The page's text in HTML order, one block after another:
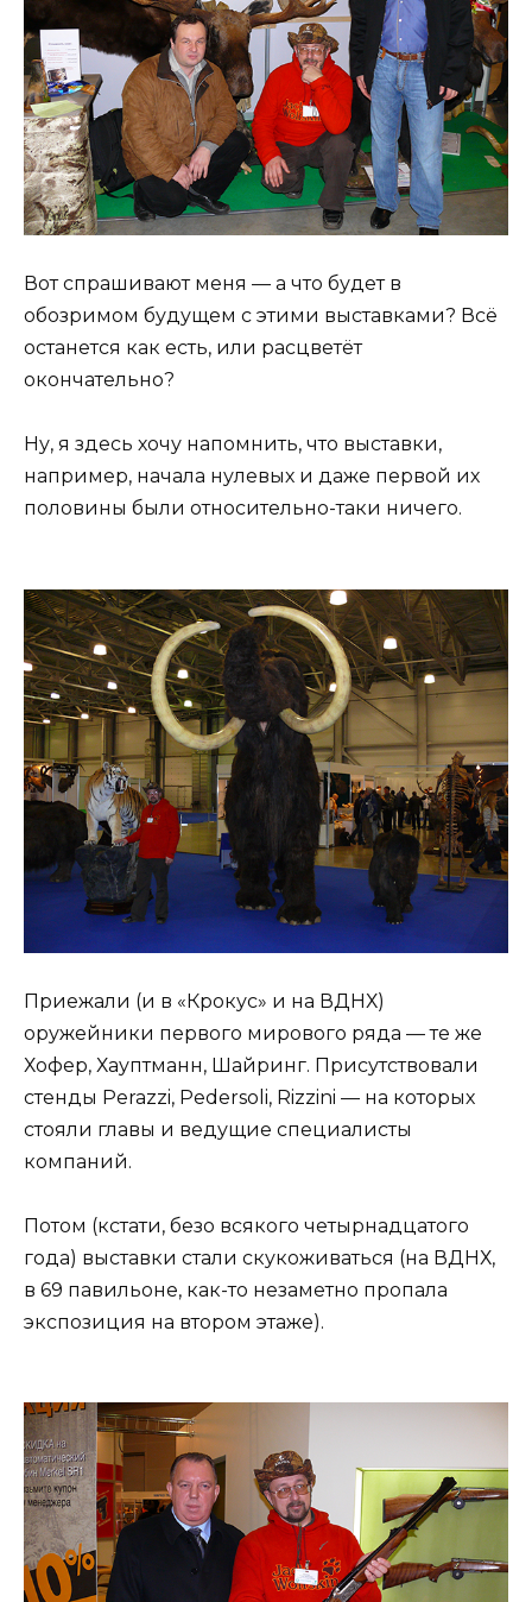
Вот спрашивают меня — а что будет в
обозримом будущем с этими выставками? Всё
останется как есть, или расцветёт
окончательно?
Ну, я здесь хочу напомнить, что выставки,
например, начала нулевых и даже первой их
половины были относительно-таки ничего.
Приежали (и в «Крокус» и на ВДНХ)
оружейники первого мирового ряда — те же
Хофер, Хауптманн, Шайринг. Присутствовали
стенды Perazzi, Pedersoli, Rizzini — на которых
стояли главы и ведущие специалисты
компаний.
Потом (кстати, безо всякого четырнадцатого
года) выставки стали скукоживаться (на ВДНХ,
в 69 павильоне, как-то незаметно пропала
экспозиция на втором этаже).